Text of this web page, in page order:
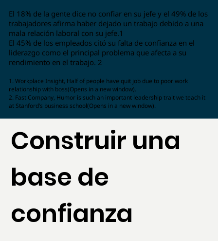
1. Workplace Insight, Half of people have quit job due to poor work
relationship with boss(Opens in a new window).
2. Fast Company, Humor is such an important leadership trait we teach it
at Stanford’s business school(Opens in a new window).
El 18% de la gente dice no confiar en su jefe y el 49% de los
trabajadores afirma haber dejado un trabajo debido a una
mala relación laboral con su jefe.1
El 45% de los empleados citó su falta de confianza en el
liderazgo como el principal problema que afecta a su
rendimiento en el trabajo. 2
Construir una
base de
confianza